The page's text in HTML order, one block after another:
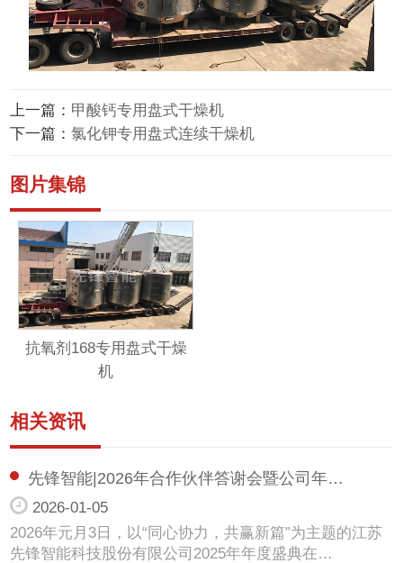
上一篇： 甲酸钙专用盘式干燥机
下一篇：氯化钾专用盘式连续干燥机
图片集锦
抗氧剂168专用盘式干燥
机
相关资讯
先锋智能|2026年合作伙伴答谢会暨公司年…
2026-01-05
2026年元月3日，以“同心协力，共赢新篇”为主题的江苏
先锋智能科技股份有限公司2025年年度盛典在…